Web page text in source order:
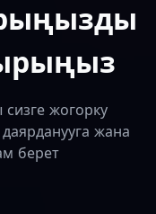
сизге жогорку
жана
берет